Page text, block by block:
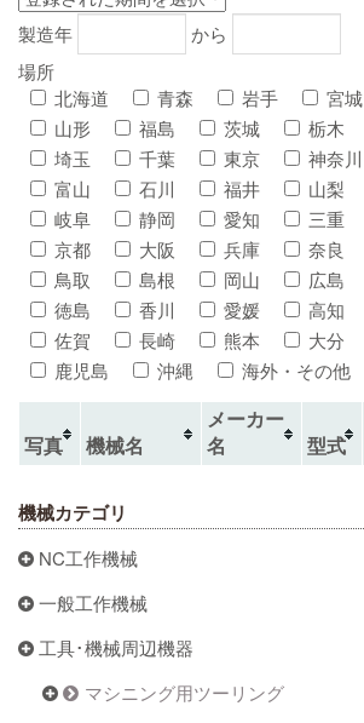
製造年
から
場所
北海道
青森 岩手 宮城
山形
福島 茨城 栃木
埼玉
千葉 東京 神奈川
富山
石川 福井 山梨
岐阜
静岡 愛知 三重
京都
大阪 兵庫 奈良
鳥取
島根 岡山 広島
徳島
香川 愛媛 高知
佐賀
長崎 熊本 大分
鹿児島
沖縄 海外・その他
写真 機械名
メーカー
名
型式
機械カテゴリ
NC工作機械
一般工作機械
工具･機械周辺機器
マシニング用ツーリング